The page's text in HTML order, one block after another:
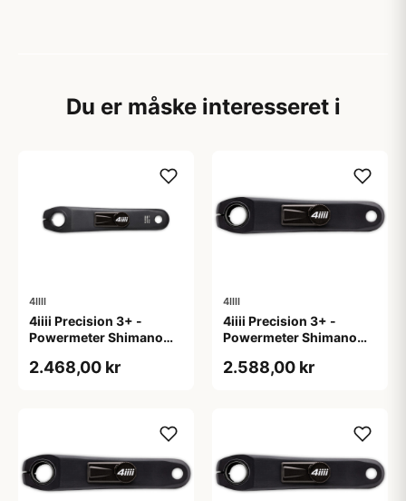
Du er måske interesseret i
4IIII
4iiii Precision 3+ -
Powermeter Shimano
- 172,5mm
2.468,00 kr
4IIII
4iiii Precision 3+ -
Powermeter Shimano
- 165mm
2.588,00 kr